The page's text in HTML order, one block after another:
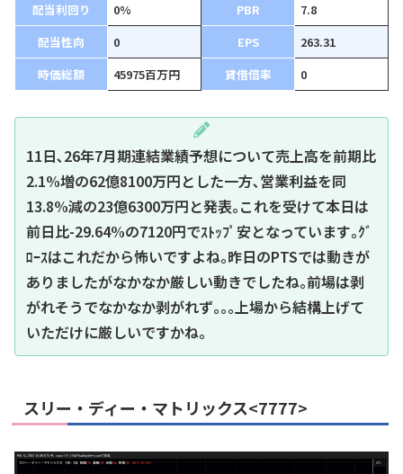
配当利回り
0% PBR
7.8
配当性向
0 EPS
263.31
時価総額
45975百万円 貸借倍率 0
11日､26年7月期連結業績予想について売上高を前期比
2.1%増の62億8100万円とした一方､営業利益を同
13.8%減の23億6300万円と発表｡これを受けて本日は
前日比-29.64%の7120円でｽﾄｯﾌﾟ安となっています｡ｸﾞ
ﾛｰｽはこれだから怖いですよね｡昨日のPTSでは動きが
ありましたがなかなか厳しい動きでしたね｡前場は剥
がれそうでなかなか剥がれず｡｡｡上場から結構上げて
いただけに厳しいですかね｡
スリー・ディー・マトリックス<7777>